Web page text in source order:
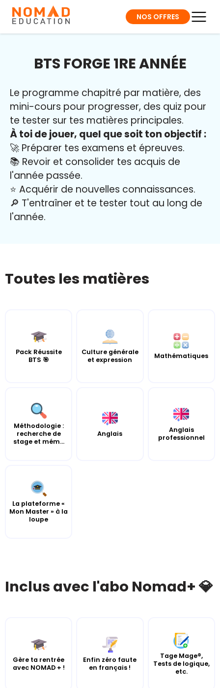
NOS OFFRES
BTS FORGE 1RE ANNÉE
Le programme chapitré par matière, des
mini-cours pour progresser, des quiz pour
te tester sur tes matières principales.
À toi de jouer, quel que soit ton objectif :
🚀 Préparer tes examens et épreuves.
📚 Revoir et consolider tes acquis de
l'année passée.
⭐️ Acquérir de nouvelles connaissances.
🔎 T'entraîner et te tester tout au long de
l'année.
Toutes les matières
Pack Réussite
BTS 🎯
Culture générale
et expression
Mathématiques
Méthodologie :
recherche de
stage et mém...
Anglais
Anglais
professionnel
La plateforme «
Mon Master » à la
loupe
Inclus avec l'abo Nomad+ 💎
Gère ta rentrée
avec NOMAD + !
Enfin zéro faute
en français !
Tage Mage®,
Tests de logique,
etc.